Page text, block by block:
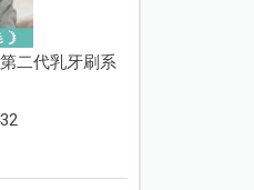
第二代乳牙刷系